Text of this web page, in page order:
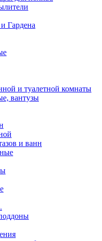
Гардена
и туалетной комнаты
вантузы
и ванн